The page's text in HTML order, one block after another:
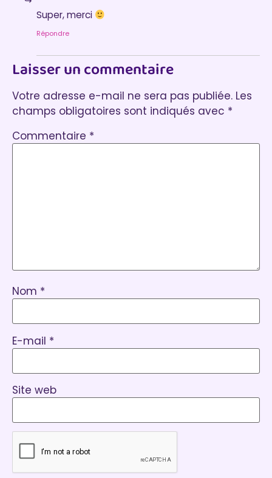
Super, merci
Répondre
Laisser un commentaire
Votre adresse e-mail ne sera pas publiée. Les
champs obligatoires sont indiqués avec *
Commentaire *
Nom *
E-mail *
Site web